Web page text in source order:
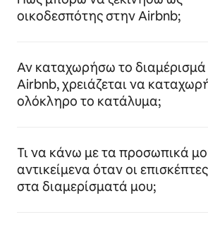
οικοδεσπότης στην Airbnb;
Αν καταχωρήσω το
Airbnb, χρειάζεται να
ολόκληρο το κατάλυμα;
Τι να κάνω με τα προσωπικά
αντικείμενα όταν οι
στα διαμερίσματά μου;